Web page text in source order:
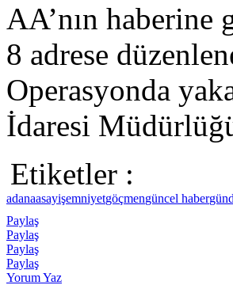
AA’nın haberine
8 adrese
Operasyonda
İdaresi
Etiketler :
adanaasayişemniyetgöçmengüncel haber
Paylaş
Paylaş
Paylaş
Paylaş
Yorum Yaz